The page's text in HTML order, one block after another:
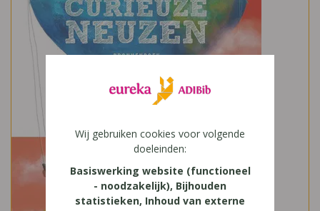
Wij gebruiken cookies voor volgende
doeleinden:
Basiswerking website (functioneel
- noodzakelijk), Bijhouden
statistieken, Inhoud van externe